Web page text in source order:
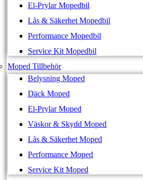
El-Prylar Mopedbil
Lås & Säkerhet Mopedbil
Performance Mopedbil
Service Kit Mopedbil
Moped Tillbehör
Belysning Moped
Däck Moped
El-Prylar Moped
Väskor & Skydd Moped
Lås & Säkerhet Moped
Performance Moped
Service Kit Moped